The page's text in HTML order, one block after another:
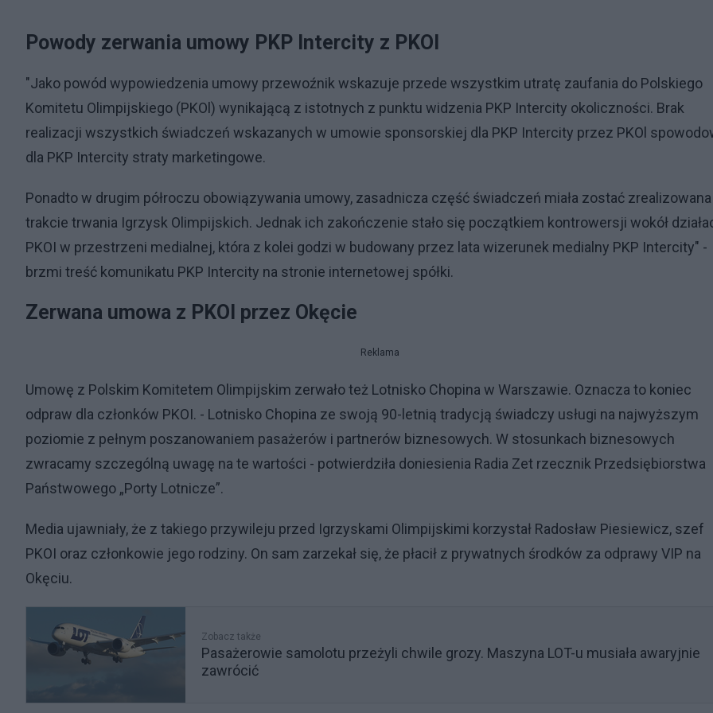
Powody zerwania umowy PKP Intercity z PKOI
"Jako powód wypowiedzenia umowy przewoźnik wskazuje przede wszystkim utratę zaufania do Polskiego
Komitetu Olimpijskiego (PKOl) wynikającą z istotnych z punktu widzenia PKP Intercity okoliczności. Brak
realizacji wszystkich świadczeń wskazanych w umowie sponsorskiej dla PKP Intercity przez PKOl
dla PKP Intercity straty marketingowe.
Ponadto w drugim półroczu obowiązywania umowy, zasadnicza część świadczeń miała zostać
trakcie trwania Igrzysk Olimpijskich. Jednak ich zakończenie stało się początkiem kontrowersji wokół
PKOI w przestrzeni medialnej, która z kolei godzi w budowany przez lata wizerunek medialny PKP Intercity" -
brzmi treść komunikatu PKP Intercity na stronie internetowej spółki.
Zerwana umowa z PKOI przez Okęcie
Reklama
Umowę z Polskim Komitetem Olimpijskim zerwało też Lotnisko Chopina w Warszawie. Oznacza to koniec
odpraw dla członków PKOI. - Lotnisko Chopina ze swoją 90-letnią tradycją świadczy usługi na najwyższym
poziomie z pełnym poszanowaniem pasażerów i partnerów biznesowych. W stosunkach biznesowych
zwracamy szczególną uwagę na te wartości - potwierdziła doniesienia Radia Zet rzecznik Przedsiębiorstwa
Państwowego „Porty Lotnicze”.
Media ujawniały, że z takiego przywileju przed Igrzyskami Olimpijskimi korzystał Radosław Piesiewicz, szef
PKOI oraz członkowie jego rodziny. On sam zarzekał się, że płacił z prywatnych środków za odprawy VIP na
Okęciu.
Zobacz także
Pasażerowie samolotu przeżyli chwile grozy. Maszyna LOT-u musiała awaryjnie
zawrócić